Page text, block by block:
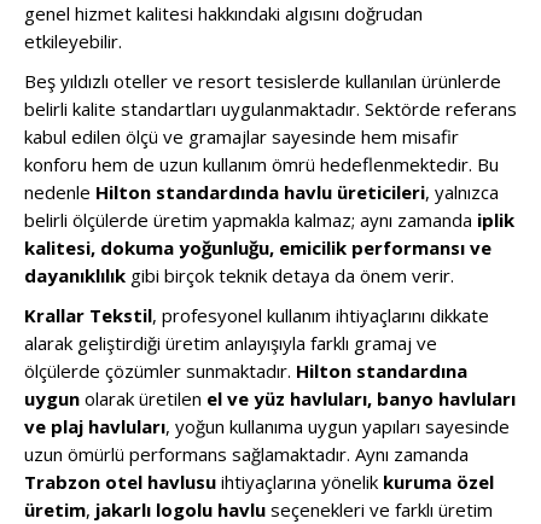
genel hizmet kalitesi hakkındaki algısını doğrudan
etkileyebilir.
Beş yıldızlı oteller ve resort tesislerde kullanılan ürünlerde
belirli kalite standartları uygulanmaktadır. Sektörde referans
kabul edilen ölçü ve gramajlar sayesinde hem misafir
konforu hem de uzun kullanım ömrü hedeflenmektedir. Bu
nedenle Hilton standardında havlu üreticileri, yalnızca
belirli ölçülerde üretim yapmakla kalmaz; aynı zamanda iplik
kalitesi, dokuma yoğunluğu, emicilik performansı ve
dayanıklılık gibi birçok teknik detaya da önem verir.
Krallar Tekstil, profesyonel kullanım ihtiyaçlarını dikkate
alarak geliştirdiği üretim anlayışıyla farklı gramaj ve
ölçülerde çözümler sunmaktadır. Hilton standardına
uygun olarak üretilen el ve yüz havluları, banyo havluları
ve plaj havluları, yoğun kullanıma uygun yapıları sayesinde
uzun ömürlü performans sağlamaktadır. Aynı zamanda
Trabzon otel havlusu ihtiyaçlarına yönelik kuruma özel
üretim, jakarlı logolu havlu seçenekleri ve farklı üretim